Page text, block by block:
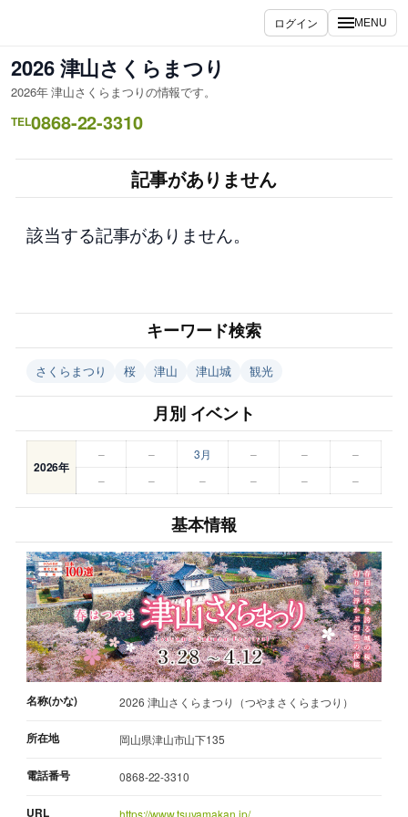
を
ス
キ
ッ
ログイン MENU
2026 津山さくらまつり
2026年 津山さくらまつりの情報です。
TEL0868-22-3310
記事がありません
該当する記事がありません。
キーワード検索
さくらまつり 桜 津山 津山城 観光
月別 イベント
2026年
– – 3月 – –
–
–
– – – – –
基本情報
名称(かな) 2026 津山さくらまつり（つやまさくらまつり）
所在地 岡山県津山市山下135
電話番号 0868-22-3310
URL https://www.tsuyamakan.jp/